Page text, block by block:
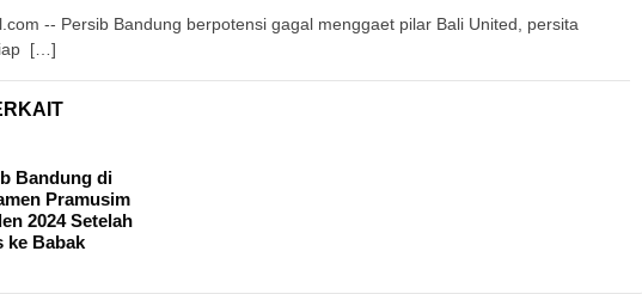
-- Persib Bandung berpotensi gagal menggaet pilar Bali United, persita
[…]
Bandung di
Pramusim
2024 Setelah
ke Babak